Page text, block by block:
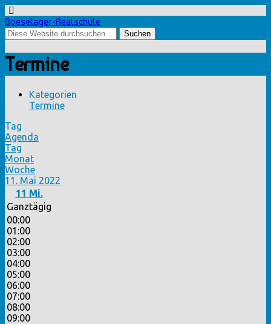
Boeselager-Realschule
Termine
Kategorien
Termine
Tag
Agenda
Tag
Monat
Woche
11. Mai 2022
11 Mi.
Ganztägig
00:00
01:00
02:00
03:00
04:00
05:00
06:00
07:00
08:00
09:00